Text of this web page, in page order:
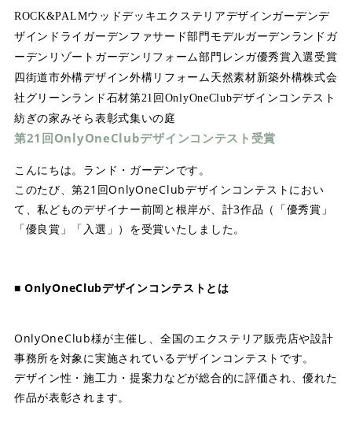
ROCK&PALMウッドデッキエクステリアデザインガーデンデ
ザイン ドライガーデン ファサード部門 モデルガーデン ランドガ
ーデン リゾートガーデン リフォーム部門 レンガ優秀賞 入選受賞
四街道市外構デザイン外構リフォーム 天然素材新築外構株式会
社グリーンランド 石材第21回OnlyOneClubデザインコンテスト
紡ぎの家みそら 表彰式集いの庭
第21回OnlyOneClubデザインコンテスト受賞
こんにちは。ランド・ガーデンです。
このたび、第21回OnlyOneClubデザインコンテストにおい
て、私どものデザイナー前岡と根岸が、計3作品（「優秀賞」
「優良賞」「入選」）を受賞いたしました。
■ OnlyOneClubデザインコンテストとは
OnlyOneClub様が主催し、全国のエクステリア販売店や設計
事務所を対象に実施されているデザインコンテストです。
デザイン性・施工力・提案力などが総合的に評価され、優れた
作品が表彰されます。